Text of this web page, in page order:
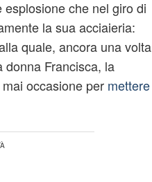
che nel giro di
la sua acciaieria:
quale, ancora una volta
Francisca, la
occasione permettere